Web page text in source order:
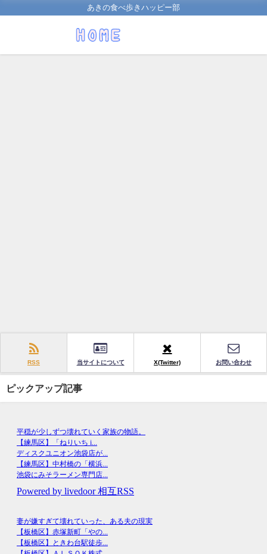
あきの食べ歩きハッピー部
RSS 当サイトについて X(Twitter) お問い合わせ
ピックアップ記事